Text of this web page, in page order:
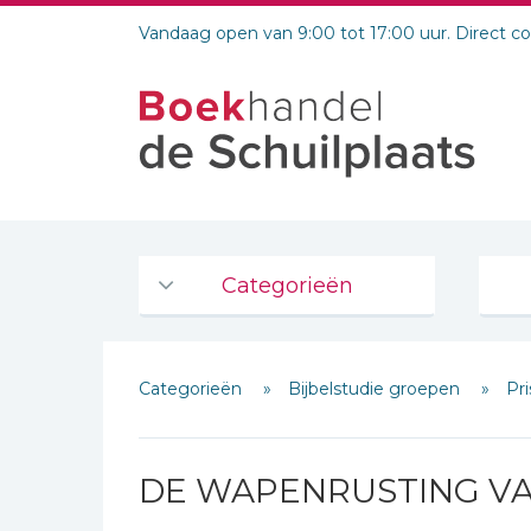
Vandaag open van 9:00 tot 17:00 uur. Direct
Categorieën
De Bijbel
Bijbelse Dagboeken 2026
Bijbelstudie groepen
Categorieën Bijbelstudie groepen
DE WAPENRUSTING